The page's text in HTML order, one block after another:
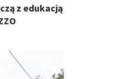
z edukacją